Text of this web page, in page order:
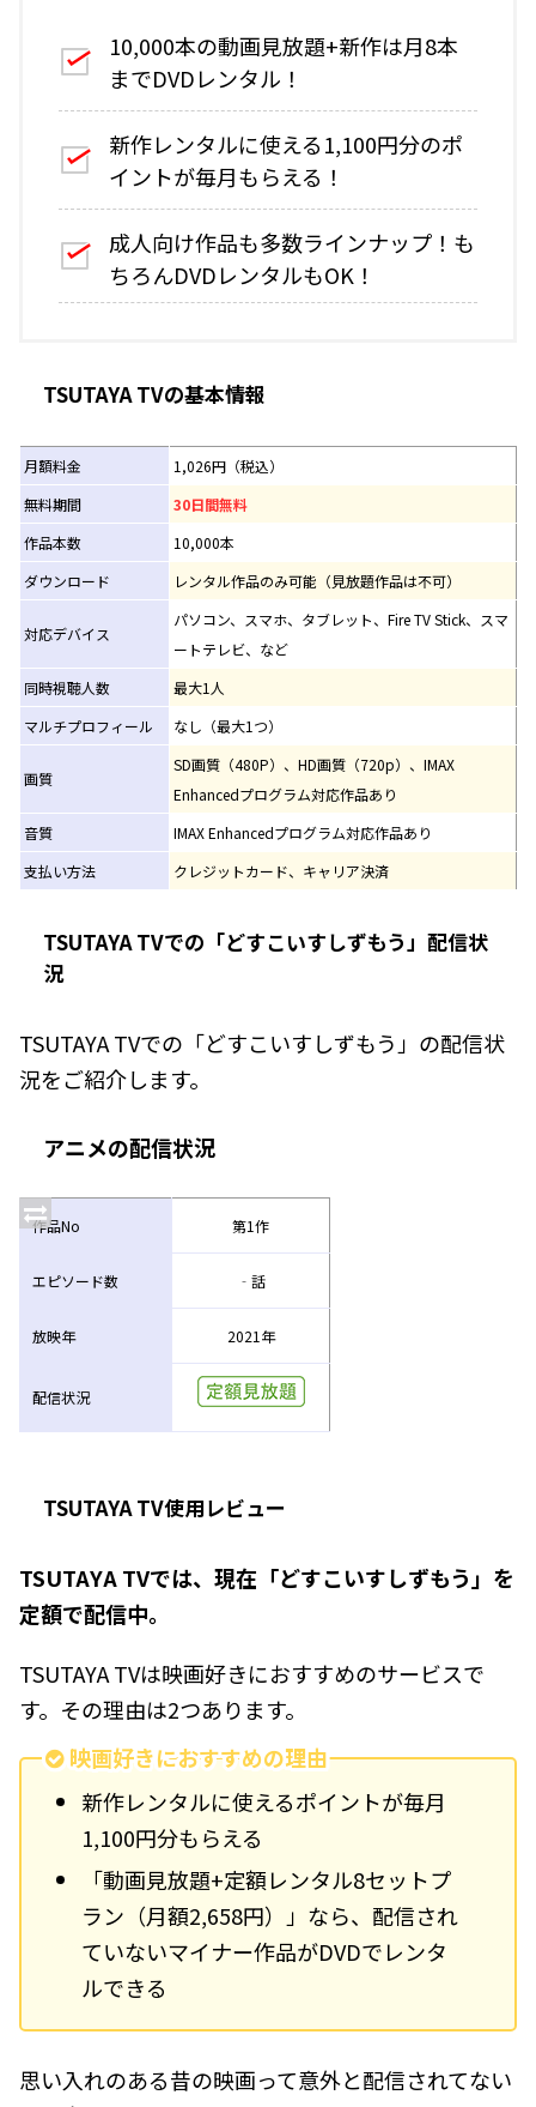
10,000本の動画見放題+新作は月8本
までDVDレンタル！
新作レンタルに使える1,100円分のポ
イントが毎月もらえる！
成人向け作品も多数ラインナップ！も
ちろんDVDレンタルもOK！
TSUTAYA TVの基本情報
月額料金
1,026円（税込）
無料期間
30日間無料
作品本数
10,000本
ダウンロード
レンタル作品のみ可能（見放題作品は不可）
対応デバイス
パソコン、スマホ、タブレット、Fire TV Stick、スマ
ートテレビ、など
同時視聴人数
最大1人
マルチプロフィール
なし（最大1つ）
画質
SD画質（480P）、HD画質（720p）、IMAX
Enhancedプログラム対応作品あり
音質
IMAX Enhancedプログラム対応作品あり
支払い方法
クレジットカード、キャリア決済
TSUTAYA TVでの「どすこいすしずもう」配信状
況
TSUTAYA TVでの「どすこいすしずもう」の配信状
況をご紹介します。
アニメの配信状況
作品No 第1作
エピソード数 ‐話
放映年 2021年
配信状況
TSUTAYA TV使用レビュー
TSUTAYA TVでは、現在「どすこいすしずもう」を
定額で配信中。
TSUTAYA TVは映画好きにおすすめのサービスで
す。その理由は2つあります。
映画好きにおすすめの理由
新作レンタルに使えるポイントが毎月
1,100円分もらえる
「動画見放題+定額レンタル8セットプ
ラン（月額2,658円）」なら、配信され
ていないマイナー作品がDVDでレンタ
ルできる
思い入れのある昔の映画って意外と配信されてない